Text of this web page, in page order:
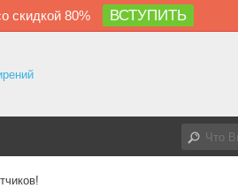
скидкой 80% ВСТУПИТЬ